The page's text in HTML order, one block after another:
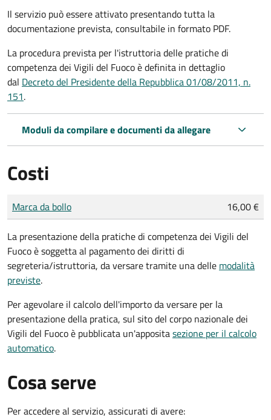
Il servizio può essere attivato presentando tutta la
documentazione prevista, consultabile in formato PDF.
La procedura prevista per l'istruttoria delle pratiche di
competenza dei Vigili del Fuoco è definita in dettaglio
dal Decreto del Presidente della Repubblica 01/08/2011, n.
151.
Moduli da compilare e documenti da allegare
Costi
Tipo di pagamento
Importo
Marca da bollo 16,00 €
La presentazione della pratiche di competenza dei Vigili del
Fuoco è soggetta al pagamento dei diritti di
segreteria/istruttoria, da versare tramite una delle modalità
previste.
Per agevolare il calcolo dell'importo da versare per la
presentazione della pratica, sul sito del corpo nazionale dei
Vigili del Fuoco è pubblicata un'appositasezione per il calcolo
automatico.
Cosa serve
Per accedere al servizio, assicurati di avere: